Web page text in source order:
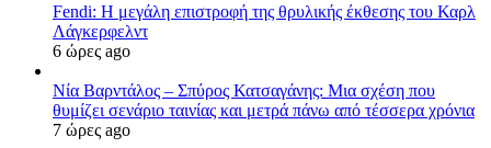
Fendi: Η μεγάλη επιστροφή της θρυλικής έκθεσης του Καρλ
Λάγκερφελντ
6 ώρες ago
Νία Βαρντάλος – Σπύρος Κατσαγάνης: Μια σχέση που
θυμίζει σενάριο ταινίας και μετρά πάνω από τέσσερα χρόνια
7 ώρες ago